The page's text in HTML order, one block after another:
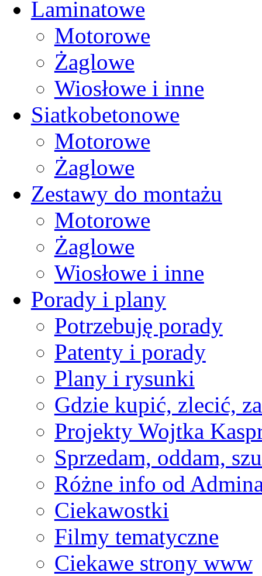
Laminatowe
Motorowe
Żaglowe
Wiosłowe i inne
Siatkobetonowe
Motorowe
Żaglowe
Zestawy do montażu
Motorowe
Żaglowe
Wiosłowe i inne
Porady i plany
Potrzebuję porady
Patenty i porady
Plany i rysunki
Gdzie kupić, zlecić,
Projekty Wojtka
Sprzedam, oddam,
Różne info od
Ciekawostki
Filmy tematyczne
Ciekawe strony www